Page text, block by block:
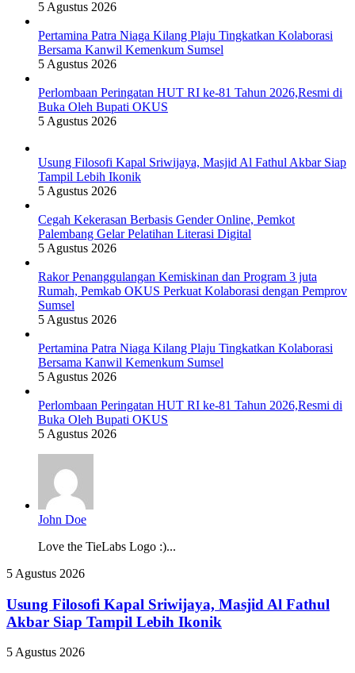
5 Agustus 2026
Pertamina Patra Niaga Kilang Plaju Tingkatkan Kolaborasi
Bersama Kanwil Kemenkum Sumsel
5 Agustus 2026
Perlombaan Peringatan HUT RI ke-81 Tahun 2026,Resmi di
Buka Oleh Bupati OKUS
5 Agustus 2026
Usung Filosofi Kapal Sriwijaya, Masjid Al Fathul Akbar Siap
Tampil Lebih Ikonik
5 Agustus 2026
Cegah Kekerasan Berbasis Gender Online, Pemkot
Palembang Gelar Pelatihan Literasi Digital
5 Agustus 2026
Rakor Penanggulangan Kemiskinan dan Program 3 juta
Rumah, Pemkab OKUS Perkuat Kolaborasi dengan Pemprov
Sumsel
5 Agustus 2026
Pertamina Patra Niaga Kilang Plaju Tingkatkan Kolaborasi
Bersama Kanwil Kemenkum Sumsel
5 Agustus 2026
Perlombaan Peringatan HUT RI ke-81 Tahun 2026,Resmi di
Buka Oleh Bupati OKUS
5 Agustus 2026
John Doe
Love the TieLabs Logo :)...
Usung
Kapal
Sriwijaya,
Masjid
Fathul
5 Agustus 2026
Usung Filosofi Kapal Sriwijaya, Masjid Al Fathul
Akbar Siap Tampil Lebih Ikonik
Cegah
5 Agustus 2026